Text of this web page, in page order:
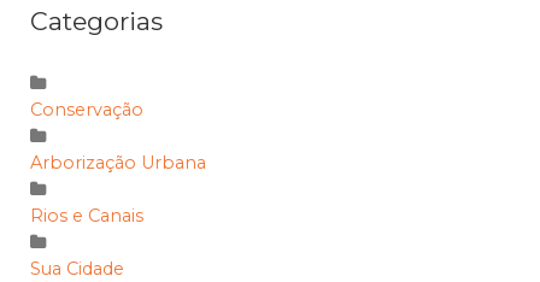
Categorias
Conservação
Arborização Urbana
Rios e Canais
Sua Cidade